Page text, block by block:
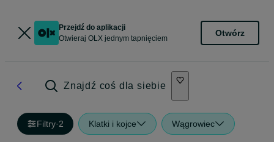
Przejdź do aplikacji
Otwieraj OLX jednym tapnięciem
Otwórz
Znajdź coś dla siebie
Filtry·2 Klatki i kojce Wągrowiec